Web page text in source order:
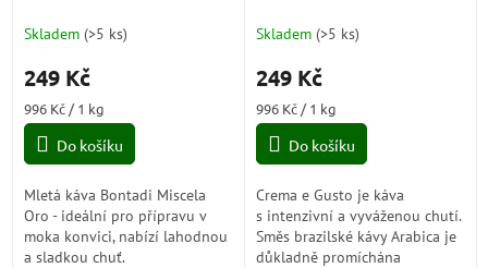
Skladem (>5 ks)
249 Kč
Měrná
cena:
996 Kč / 1 kg
Do košíku
Mletá káva Bontadi Miscela
Oro - ideální pro přípravu v
moka konvici, nabízí lahodnou
a sladkou chuť.
Skladem (>5 ks)
249 Kč
Měrná
cena:
996 Kč / 1 kg
Do košíku
Crema e Gusto je káva
s intenzivní a vyváženou chutí.
Směs brazilské kávy Arabica je
důkladně promíchána